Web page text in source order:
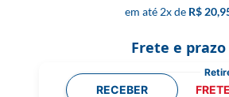
2x R$
Frete e prazo
RECEBER